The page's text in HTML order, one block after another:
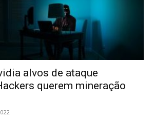
alvos de ataque
querem mineração